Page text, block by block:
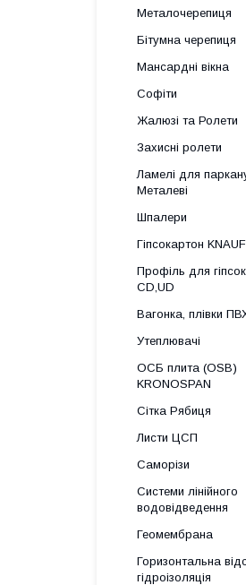
Металочерепиця
Бітумна черепиця
Мансардні вікна
Софіти
Жалюзі та Ролети
Захисні ролети
Ламелі для
Металеві
Шпалери
Гіпсокартон KNAUF
Профіль для
CD,UD
Вагонка, плівки
Утеплювачі
ОСБ плита (OSB)
KRONOSPAN
Сітка Рябиця
Листи ЦСП
Саморізи
Системи лінійного
водовідведення
Геомембрана
Горизонтальна
гідроізоляція